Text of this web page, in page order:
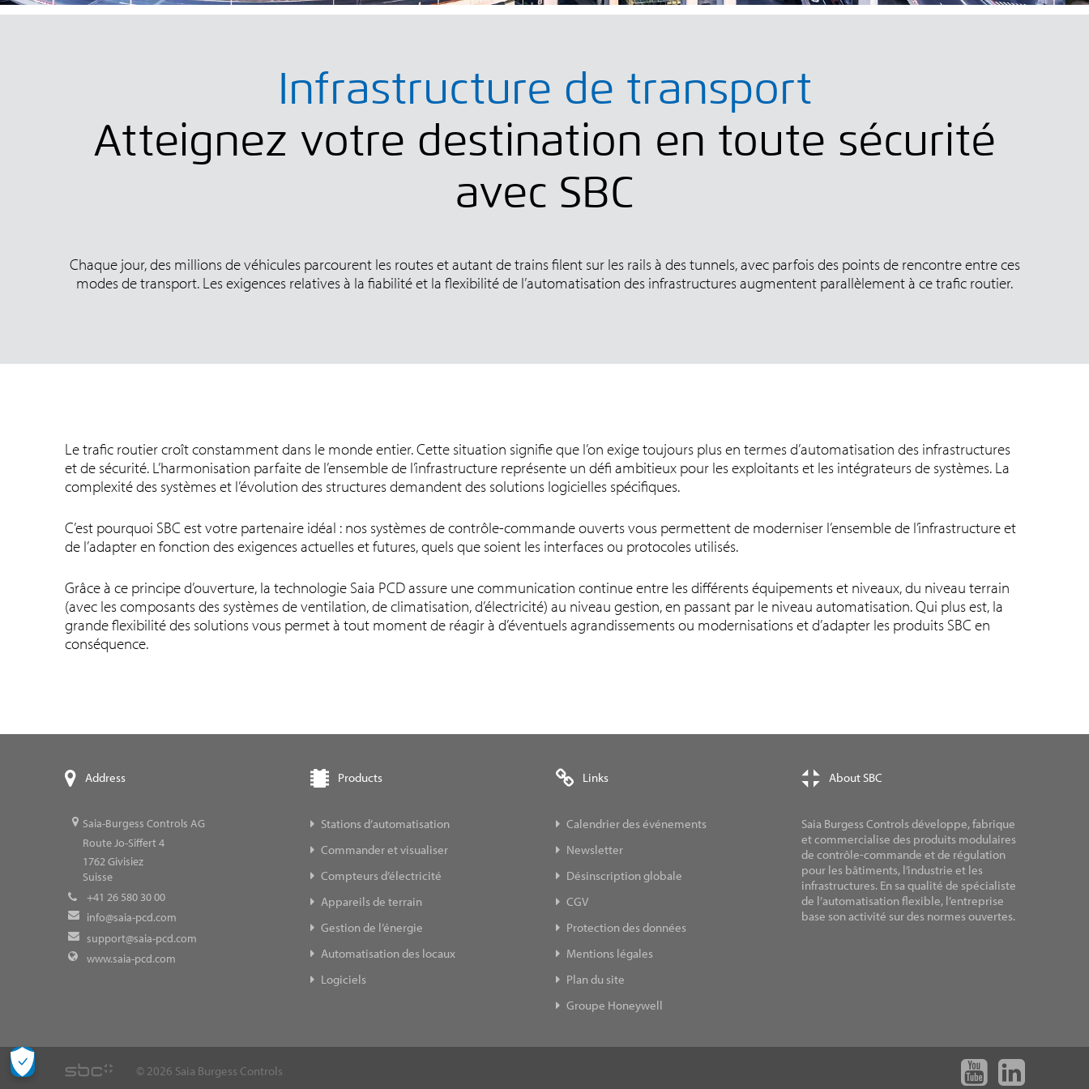
Infrastructure de transport
Atteignez votre destination en toute sécurité
avec SBC
Chaque jour, des millions de véhicules parcourent les routes et autant de trains filent sur les rails à des tunnels, avec parfois des points de rencontre entre ces
modes de transport. Les exigences relatives à la fiabilité et la flexibilité de l’automatisation des infrastructures augmentent parallèlement à ce trafic routier.
Le trafic routier croît constamment dans le monde entier. Cette situation signifie que l’on exige toujours plus en termes d’automatisation des infrastructures
et de sécurité. L’harmonisation parfaite de l’ensemble de l’infrastructure représente un défi ambitieux pour les exploitants et les intégrateurs de systèmes. La
complexité des systèmes et l’évolution des structures demandent des solutions logicielles spécifiques.
C’est pourquoi SBC est votre partenaire idéal : nos systèmes de contrôle-commande ouverts vous permettent de moderniser l’ensemble de l’infrastructure et
de l’adapter en fonction des exigences actuelles et futures, quels que soient les interfaces ou protocoles utilisés.
Grâce à ce principe d’ouverture, la technologie Saia PCD assure une communication continue entre les différents équipements et niveaux, du niveau terrain
(avec les composants des systèmes de ventilation, de climatisation, d’électricité) au niveau gestion, en passant par le niveau automatisation. Qui plus est, la
grande flexibilité des solutions vous permet à tout moment de réagir à d’éventuels agrandissements ou modernisations et d’adapter les produits SBC en
conséquence.
Address
Saia-Burgess Controls AG
Route Jo-Siffert 4
1762Givisiez
Suisse
+41 26 580 30 00
info@saia-pcd.com
support@saia-pcd.com
www.saia-pcd.com
Products
Stations d’automatisation
Commander et visualiser
Compteurs d’électricité
Appareils de terrain
Gestion de l’énergie
Automatisation des locaux
Logiciels
Links
Calendrier des événements
Newsletter
Désinscription globale
CGV
Protection des données
Mentions légales
Plan du site
Groupe Honeywell
About SBC
Saia Burgess Controls développe, fabrique
et commercialise des produits modulaires
de contrôle-commande et de régulation
pour les bâtiments, l’industrie et les
infrastructures. En sa qualité de spécialiste
de l’automatisation flexible, l’entreprise
base son activité sur des normes ouvertes.
© 2026 Saia Burgess Controls